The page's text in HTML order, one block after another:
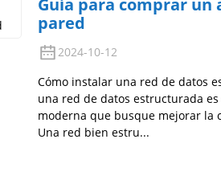
Guía para comprar
pared
2024-10-12
Cómo instalar una red de datos
una red de datos estructurada
moderna que busque mejorar la
Una red bien estru...